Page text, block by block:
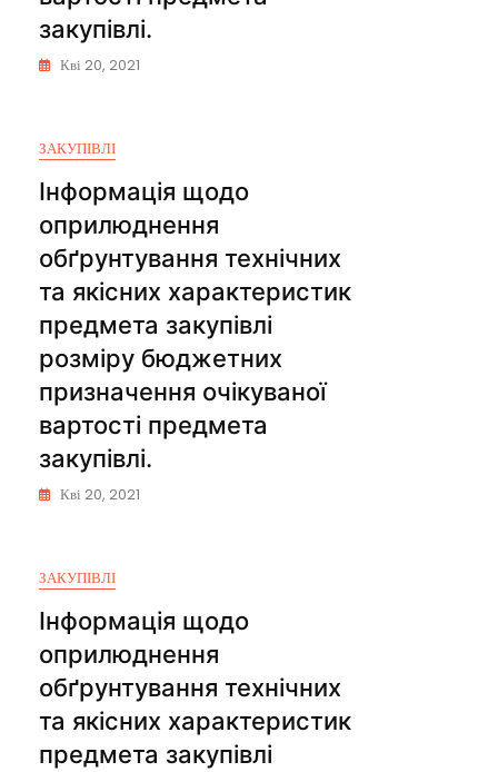
закупівлі.
Кві 20, 2021
ЗАКУПІВЛІ
Інформація щодо
оприлюднення
обґрунтування технічних
та якісних характеристик
предмета закупівлі
розміру бюджетних
призначення очікуваної
вартості предмета
закупівлі.
Кві 20, 2021
ЗАКУПІВЛІ
Інформація щодо
оприлюднення
обґрунтування технічних
та якісних характеристик
предмета закупівлі